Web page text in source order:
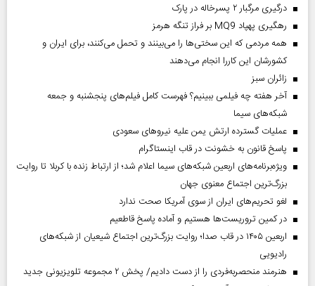
درگیری مرگبار ۲ پسرخاله در پارک
رهگیری پهپاد MQ9 بر فراز تنگه هرمز
همه مردمی که این سختی‌ها را می‌بینند و تحمل می‌کنند، برای ایران و
کشورشان این کاررا انجام می‌دهند
‌زائران سبز
آخر هفته چه فیلمی ببینیم؟ فهرست کامل فیلم‌های پنجشنبه و جمعه
شبکه‌های سیما
عملیات گسترده ارتش یمن علیه نیروهای سعودی
پاسخ قانون به خشونت در قاب اینستاگرام
ویژه‌برنامه‌های اربعین شبکه‌های سیما اعلام شد؛ از ارتباط زنده با کربلا تا روایت
بزرگ‌ترین اجتماع معنوی جهان
لغو تحریم‌های ایران از سوی آمریکا صحت ندارد
در کمین تروریست‌ها هستیم و آماده پاسخ قاطعیم
اربعین ۱۴۰۵ در قاب صدا؛ روایت بزرگ‌ترین اجتماع شیعیان از شبکه‌های
رادیویی
هنرمند منحصر‌به‌فردی را از دست دادیم/ پخش ۲ مجموعه تلویزیونی جدید